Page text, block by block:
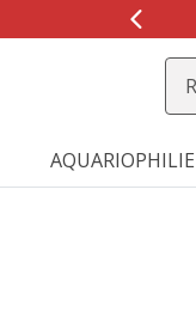
de
AQUARIOPHILIE